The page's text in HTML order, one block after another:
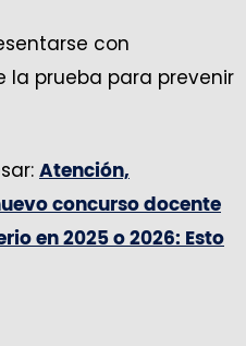
con
la prueba para prevenir
Atención,
concurso docente
en 2025 o 2026: Esto